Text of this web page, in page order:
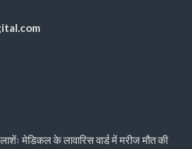
मेडिकल के लावारिस वार्ड में मरीज मौत की